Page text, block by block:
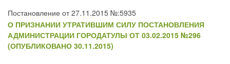
Постановление от 27.11.2015 №:5935
О ПРИЗНАНИИ УТРАТИВШИМ СИЛУ ПОСТАНОВЛЕНИЯ
АДМИНИСТРАЦИИ ГОРОДАТУЛЫ ОТ 03.02.2015 №296
(ОПУБЛИКОВАНО 30.11.2015)